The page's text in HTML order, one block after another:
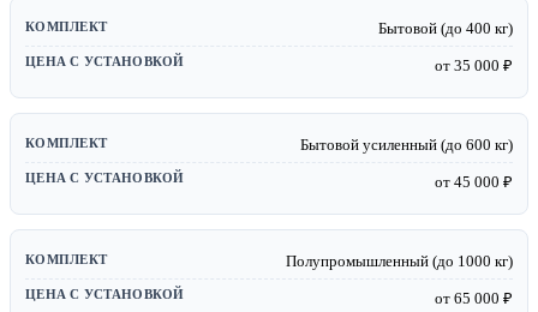
Бытовой (до 400 кг)
от 35 000 ₽
Бытовой усиленный (до 600 кг)
от 45 000 ₽
Полупромышленный (до 1000 кг)
от 65 000 ₽